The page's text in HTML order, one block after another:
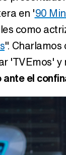
en '90
como
".
'TVEmos' y
el